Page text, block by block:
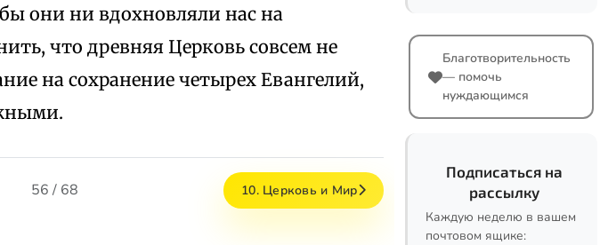
они ни вдохновляли нас на
что древняя Церковь совсем не
на сохранение четырех Евангелий,
56 / 68 10. Церковь и Мир
Благотворительность
— помочь
нуждающимся
Подписаться на
рассылку
Каждую неделю в вашем
почтовом ящике: